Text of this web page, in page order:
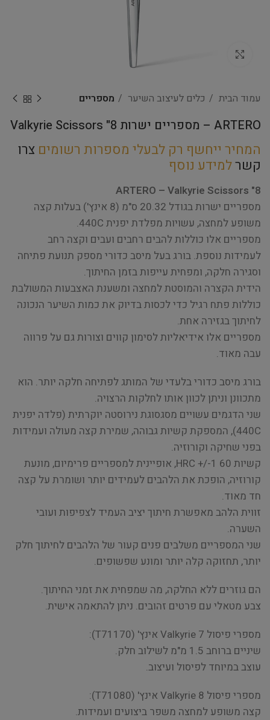
עמוד הבית כלים לעיצוב השיער מספריים
ARTERO – מספריים ישרות Valkyrie Scissors "8
המחיר ייחשף רק לבעלי מספרות רשומים צרו
קשרלמידע נוסף
ARTERO – Valkyrie Scissors "8
מספריים ישרות בגודל 20.32 ס"מ (8 אינץ') בעלות קצה
משופע למחצה, עשויות מפלדת יפנית 440C.
מספריים אלו כוללות להבים רחבים ועבים וקצה רחב
לעמידות נוספת. בורג בעל מיסב כדורי מספק תנועת פתיחה
וסגירה חלקה, ומפחית עייפות בזמן החיתוך.
הידית הקצרה והמוסטת למחצה ומשענת האצבעות המשולבת
כוללות פתח רגיל כדי לכסות בדיוק את כמות השיער הנכונה
לחיתוך בגזירה אחת.
מספריים אלו אידיאליות לסימון קווים וצורות גם על פרווה
עבה מאוד.
בורג מיסב כדורי בלעדי של המותג לפתיחה חלקה יותר. הוא
מתכוונן וניתן לכוון אותו לחלקות הרצויה.
שני הדגמים עשויים מסגסוגת נירוסטה יוקרתית (פלדה יפנית
440C), המספקת קשיות גבוהה, שמירת קצה מעולה ועמידות
בפני שחיקה וקורוזיה.
קשיות 60 HRC +/-1, אופיינית למספריים פרימיום, מונעת
קורוזיה, הופכת את הלהבים לעמידים יותר ושומרת על קצה
חד מאוד.
זווית הלהב מאפשרת חיתוך יציב העמיד לצפיפות ועובי
השערה.
שני המספריים משלבים פנים קעור של הלהבים לחיתוך חלק
יותר, תחזוקה קלה יותר ומונע שפשופים.
הם גוזרים ללא החלקה, מה שמפחית את זמני החיתוך.
צבע מטאלי עם פרטים זהובים. ניתן להתאמה אישית.
מספרי פיסול Valkyrie 7 אינץ' (T71170):
שיניים ברוחב 1.5 מ"מ לשילוב חלק.
עוצב במיוחד לפיסול ועיצוב.
מספרי פיסול Valkyrie 8 אינץ' (T71080):
קצה משופע למחצה משפר ביצועים ועמידות.